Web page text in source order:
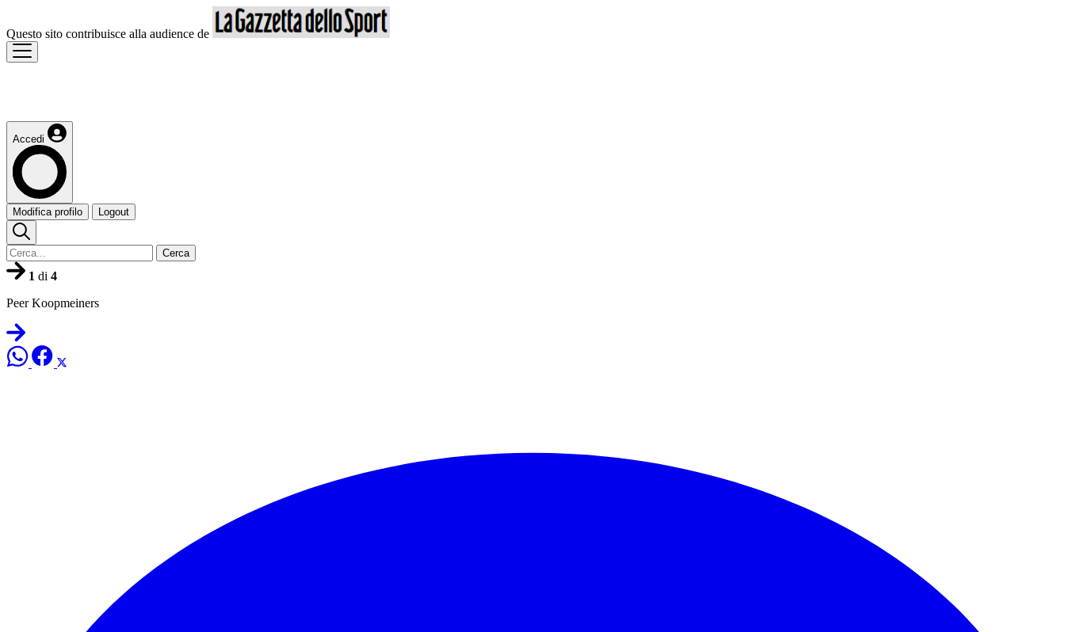
Questo sito contribuisce alla audience de
Accedi
Modifica profilo Logout
Cerca
1 di 4
Peer Koopmeiners